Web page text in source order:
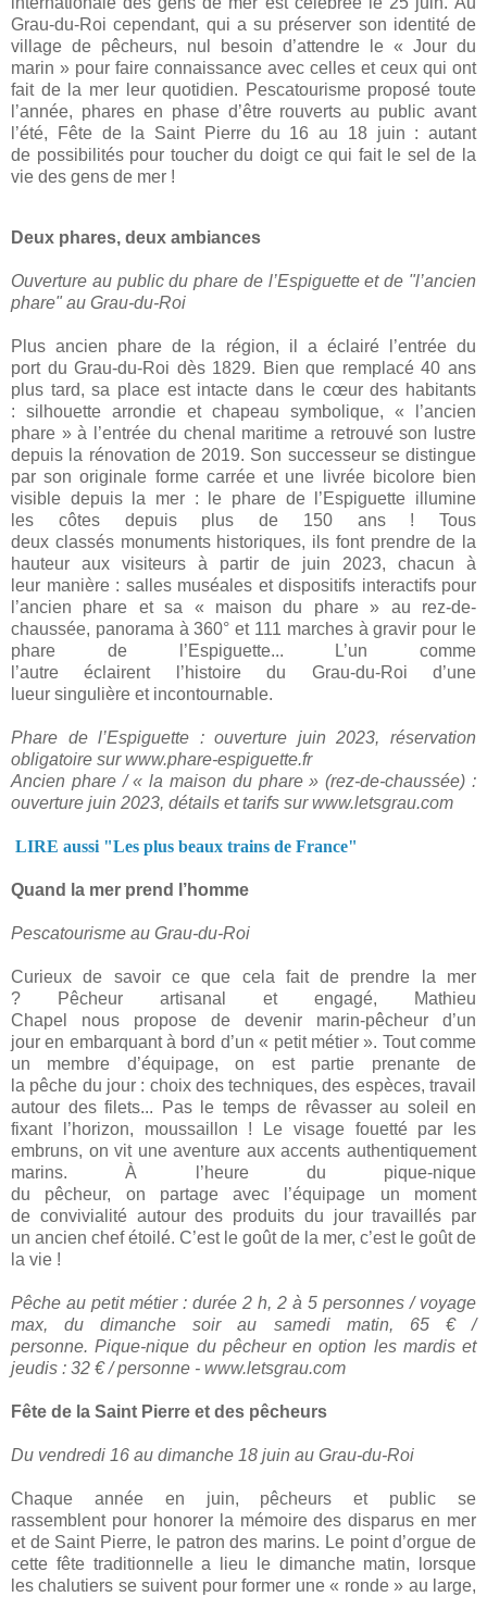
Grau-du-Roi cependant, qui a su préserver son identité de
village de pêcheurs, nul besoin d’attendre le « Jour du
marin » pour faire connaissance avec celles et ceux qui ont
fait de la mer leur quotidien. Pescatourisme proposé toute
l’année, phares en phase d’être rouverts au public avant
l’été, Fête de la Saint Pierre du 16 au 18 juin : autant
de possibilités pour toucher du doigt ce qui fait le sel de la
vie des gens de mer !
Deux phares, deux ambiances
Ouverture au public du phare de l’Espiguette et de "l’ancien
phare" au Grau-du-Roi
Plus ancien phare de la région, il a éclairé l’entrée du
port du Grau-du-Roi dès 1829. Bien que remplacé 40 ans
plus tard, sa place est intacte dans le cœur des habitants
: silhouette arrondie et chapeau symbolique, « l’ancien
phare » à l’entrée du chenal maritime a retrouvé son lustre
depuis la rénovation de 2019. Son successeur se distingue
par son originale forme carrée et une livrée bicolore bien
visible depuis la mer : le phare de l’Espiguette illumine
les côtes depuis plus de 150 ans ! Tous
deux classés monuments historiques, ils font prendre de la
hauteur aux visiteurs à partir de juin 2023, chacun à
leur manière : salles muséales et dispositifs interactifs pour
l’ancien phare et sa «
maison du phare » au rez-de-
chaussée, panorama à 360° et 111 marches à gravir pour le
phare de l’Espiguette... L’un comme
l’autre éclairent l’histoire du Grau-du-Roi d’une
lueur singulière et incontournable.
Phare de l’Espiguette
: ouverture juin 2023, réservation
obligatoire sur www.phare-espiguette.fr
Ancien phare / « la maison du phare » (rez-de-chaussée) :
ouverture juin 2023, détails et tarifs sur www.letsgrau.com
LIRE aussi "Les plus beaux trains de France"
Quand la mer prend l’homme
Pescatourisme au Grau-du-Roi
Curieux de savoir ce que cela fait de prendre la mer
?
Pêcheur artisanal et engagé, Mathieu
Chapel nous propose de devenir marin-pêcheur d’un
jour en embarquant à bord d’un « petit métier ». Tout comme
un membre d’équipage, on est partie prenante de
la pêche du jour : choix des techniques, des espèces, travail
autour des filets... Pas le temps de rêvasser au soleil en
fixant l’horizon, moussaillon ! Le visage fouetté par les
embruns, on vit une aventure aux accents authentiquement
marins.À l’heure du pique-nique
du pêcheur, on partage avec l’équipage un moment
de convivialité autour des produits du jour travaillés par
un ancien chef étoilé. C’est le goût de la mer, c’est le goût de
la vie !
Pêche au petit métier : durée 2 h, 2 à 5 personnes / voyage
max, du dimanche soir au samedi matin, 65 € /
personne. Pique-nique du pêcheur en option les mardis et
jeudis : 32 € / personne - www.letsgrau.com
Fête de la Saint Pierre et des pêcheurs
Du vendredi 16 au dimanche 18 juin au Grau-du-Roi
Chaque année en juin, pêcheurs et public se
rassemblent pour honorer la mémoire des disparus en mer
et de Saint Pierre, le patron des marins. Le point d’orgue de
cette fête traditionnellea lieu le dimanche matin,
lorsque
les chalutiers se suivent pour former une « ronde » au large,